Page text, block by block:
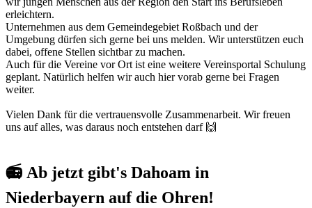
erleichtern.
Unternehmen aus dem Gemeindegebiet Roßbach und der
Umgebung dürfen sich gerne bei uns melden. Wir unterstützen euch
dabei, offene Stellen sichtbar zu machen.
Auch für die Vereine vor Ort ist eine weitere Vereinsportal Schulung
geplant. Natürlich helfen wir auch hier vorab gerne bei Fragen
weiter.
Vielen Dank für die vertrauensvolle Zusammenarbeit. Wir freuen
uns auf alles, was daraus noch entstehen darf 🙌
📻 Ab jetzt gibt's Dahoam in
Niederbayern auf die Ohren!